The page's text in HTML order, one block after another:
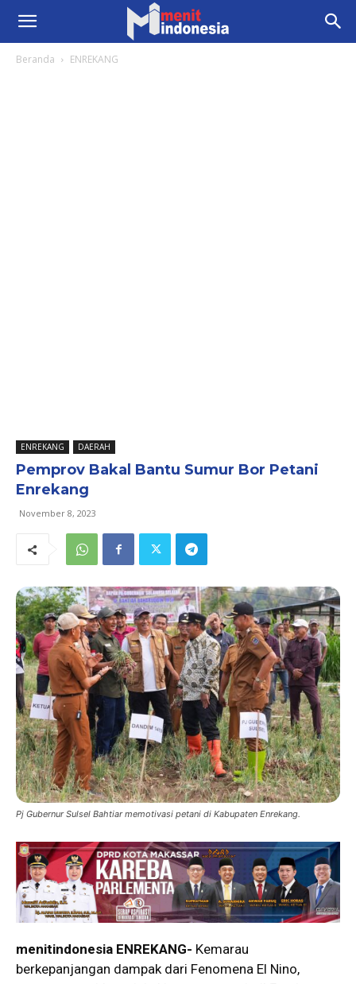
Beranda ENREKANG
ENREKANG DAERAH
Pemprov Bakal Bantu Sumur Bor Petani
Enrekang
November 8, 2023
Pj Gubernur Sulsel Bahtiar memotivasi petani di Kabupaten Enrekang.
menitindonesia ENREKANG- Kemarau
berkepanjangan dampak dari Fenomena El Nino,